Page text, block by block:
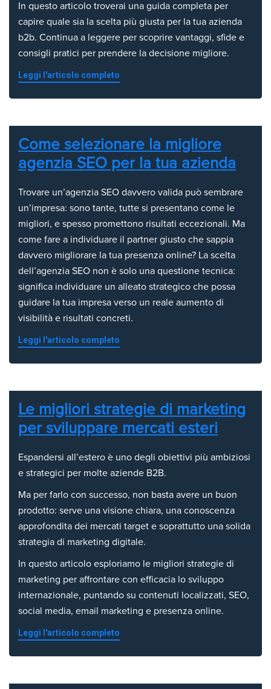
In questo articolo troverai una guida completa per
capire quale sia la scelta più giusta per la tua azienda
b2b. Continua a leggere per scoprire vantaggi, sfide e
consigli pratici per prendere la decisione migliore.
Leggi l'articolo completo
Come selezionare la migliore
agenzia SEO per la tua azienda
Trovare un’agenzia SEO davvero valida può sembrare
un’impresa: sono tante, tutte si presentano come le
migliori, e spesso promettono risultati eccezionali. Ma
come fare a individuare il partner giusto che sappia
davvero migliorare la tua presenza online? La scelta
dell’agenzia SEO non è solo una questione tecnica:
significa individuare un alleato strategico che possa
guidare la tua impresa verso un reale aumento di
visibilità e risultati concreti.
Leggi l'articolo completo
Le migliori strategie di marketing
per sviluppare mercati esteri
Espandersi all’estero è uno degli obiettivi più ambiziosi
e strategici per molte aziende B2B.
Ma per farlo con successo, non basta avere un buon
prodotto: serve una visione chiara, una conoscenza
approfondita dei mercati target e soprattutto una solida
strategia di marketing digitale.
In questo articolo esploriamo le migliori strategie di
marketing per affrontare con efficacia lo sviluppo
internazionale, puntando su contenuti localizzati, SEO,
social media, email marketing e presenza online.
Leggi l'articolo completo